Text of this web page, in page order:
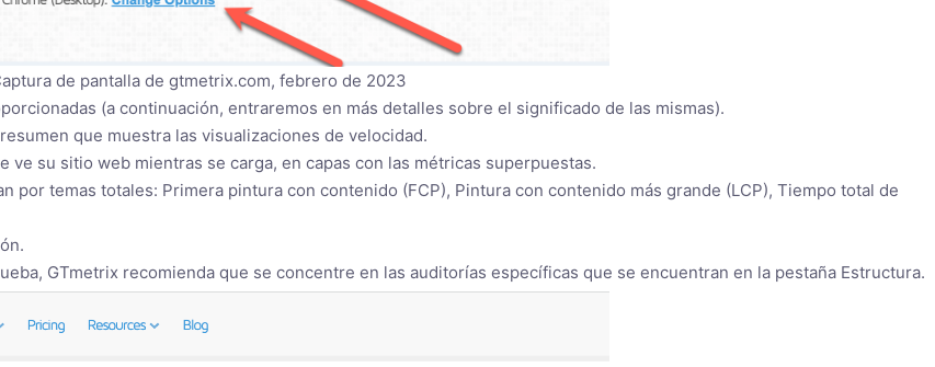
de pantalla de gtmetrix.com, febrero de 2023
(a continuación, entraremos en más detalles sobre el significado de las mismas).
que muestra las visualizaciones de velocidad.
su sitio web mientras se carga, en capas con las métricas superpuestas.
por temas totales: Primera pintura con contenido (FCP), Pintura con contenido más grande (LCP), Tiempo total de
GTmetrix recomienda que se concentre en las auditorías específicas que se encuentran en la pestaña Estructura.